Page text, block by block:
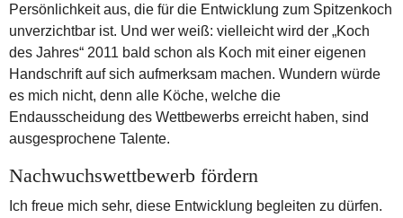
Persönlichkeit aus, die für die Entwicklung zum Spitzenkoch
unverzichtbar ist. Und wer weiß: vielleicht wird der „Koch
des Jahres“ 2011 bald schon als Koch mit einer eigenen
Handschrift auf sich aufmerksam machen. Wundern würde
es mich nicht, denn alle Köche, welche die
Endausscheidung des Wettbewerbs erreicht haben, sind
ausgesprochene Talente.
Nachwuchswettbewerb fördern
Ich freue mich sehr, diese Entwicklung begleiten zu dürfen.